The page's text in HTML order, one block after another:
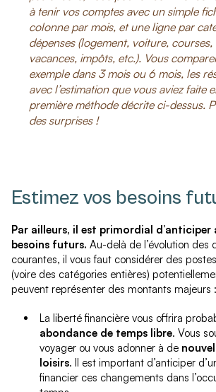
à tenir vos comptes avec un simple
colonne par mois, et une ligne par
dépenses (logement, voiture, courses,
vacances, impôts, etc.). Vous
exemple dans 3 mois ou 6 mois, les
avec l’estimation que vous aviez faite
première méthode décrite ci-dessus.
des surprises !
Estimez vos besoins
Par ailleurs, il est primordial d’anticiper
besoins futurs. Au-delà de l’évolution des
courantes, il vous faut considérer des
(voire des catégories entières)
peuvent représenter des montants majeurs :
La liberté financière vous offrira
abondance de temps libre. Vous
voyager ou vous adonner à de
loisirs. Il est important d’anticiper
financier ces changements dans